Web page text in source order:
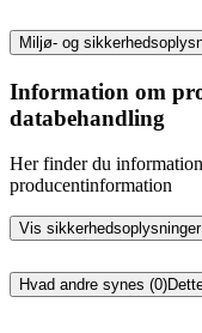
Miljø- og
Information om
databehandling
Her finder du
producentinformation
Vis sikkerhedsoplysninger
Hvad andre synes (0)